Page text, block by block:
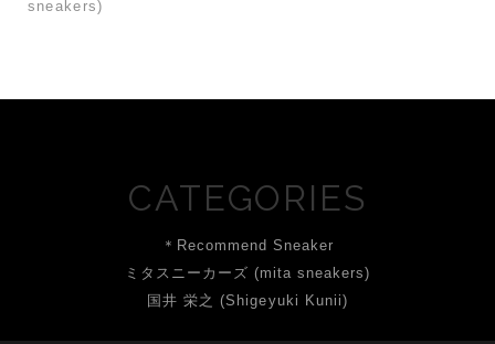
sneakers)
CATEGORIES
＊Recommend Sneaker
ミタスニーカーズ (mita sneakers)
国井 栄之 (Shigeyuki Kunii)